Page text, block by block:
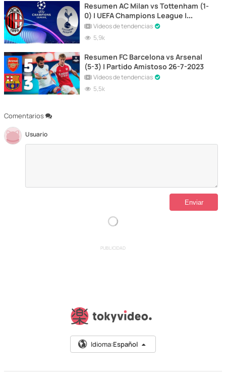
Comentarios
Usuario
Resumen AC Milan vs Tottenham (1-
0) | UEFA Champions League |
Partido de Ida
Vídeos de tendencias
5,9k
Resumen FC Barcelona vs Arsenal
(5-3) | Partido Amistoso 26-7-2023
Vídeos de tendencias
5,5k
PUBLICIDAD
Idioma:Español